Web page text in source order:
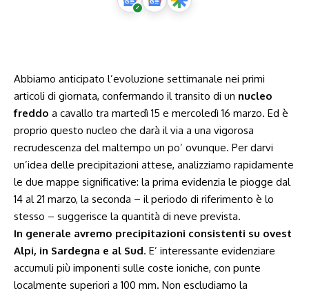
Abbiamo anticipato l’evoluzione settimanale nei primi
articoli di giornata, confermando il transito di un nucleo
freddo a cavallo tra martedì 15 e mercoledì 16 marzo. Ed è
proprio questo nucleo che darà il via a una vigorosa
recrudescenza del maltempo un po’ ovunque. Per darvi
un’idea delle precipitazioni attese, analizziamo rapidamente
le due mappe significative: la prima evidenzia le piogge dal
14 al 21 marzo, la seconda – il periodo di riferimento è lo
stesso – suggerisce la quantità di neve prevista.
In generale avremo precipitazioni consistenti su ovest
Alpi, in Sardegna e al Sud. E’ interessante evidenziare
accumuli più imponenti sulle coste ioniche, con punte
localmente superiori a 100 mm. Non escludiamo la